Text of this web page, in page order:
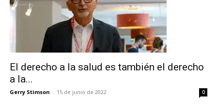
El derecho a la salud es también el derecho
a la...
Gerry Stimson - 15 de junio de 2022 0